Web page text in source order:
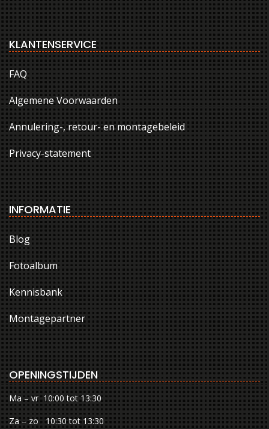
KLANTENSERVICE
FAQ
Algemene Voorwaarden
Annulering-, retour- en montagebeleid
Privacy-statement
INFORMATIE
Blog
Fotoalbum
Kennisbank
Montagepartner
OPENINGSTIJDEN
Ma – vr 10:00 tot 13:30
Za – zo 10:30 tot 13:30